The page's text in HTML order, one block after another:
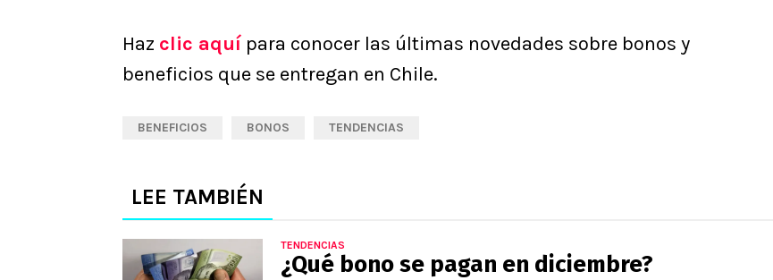
Haz clic aquí para conocer las últimas novedades sobre bonos y
beneficios que se entregan en Chile.
BENEFICIOS BONOS TENDENCIAS
LEE TAMBIÉN
TENDENCIAS
¿Qué bono se pagan en diciembre?